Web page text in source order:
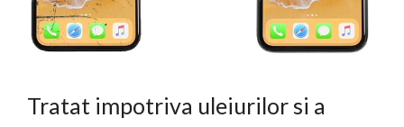
Tratat impotriva uleiurilor si a